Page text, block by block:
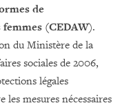
de
(CEDAW).
du Ministère de la
sociales de 2006,
légales
les mesures nécessaires